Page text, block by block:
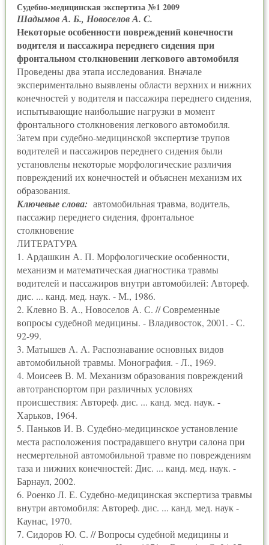
Судебно-медицинская экспертиза №1 2009
Шадымов А. Б., Новоселов А. С.
Некоторые особенности повреждений конечности
водителя и пассажира переднего сидения при
фронтальном столкновении легкового автомобиля
Проведены два этапа исследования. Вначале
экспериментально выявлены области верхних и нижних
конечностей у водителя и пассажира переднего сидения,
испытывающие наибольшие нагрузки в момент
фронтального столкновения легкового автомобиля.
Затем при судебно-медицинской экспертизе трупов
водителей и пассажиров переднего сидения были
установлены некоторые морфологические различия
повреждений их конечностей и объяснен механизм их
образования.
Ключевые слова: автомобильная травма, водитель,
пассажир переднего сидения, фронтальное
столкновение
ЛИТЕРАТУРА
1. Ардашкин А. П. Морфологические особенности,
механизм и математическая диагностика травмы
водителей и пассажиров внутри автомобилей: Автореф.
дис. ... канд. мед. наук. - М., 1986.
2. Клевно В. А., Новоселов А. С. // Современные
вопросы судебной медицины. - Владивосток, 2001. - С.
92-99.
3. Матышев А. А. Распознавание основных видов
автомобильной травмы. Монография. - Л., 1969.
4. Моисеев В. М. Механизм образования повреждений
автотранспортом при различных условиях
происшествия: Автореф. дис. ... канд. мед. наук. -
Харьков, 1964.
5. Паньков И. В. Судебно-медицинское установление
места расположения пострадавшего внутри салона при
несмертельной автомобильной травме по повреждениям
таза и нижних конечностей: Дис. ... канд. мед. наук. -
Барнаул, 2002.
6. Роенко Л. Е. Судебно-медицинская экспертиза травмы
внутри автомобиля: Автореф. дис. ... канд. мед. наук -
Каунас, 1970.
7. Сидоров Ю. С. // Вопросы судебной медицины и